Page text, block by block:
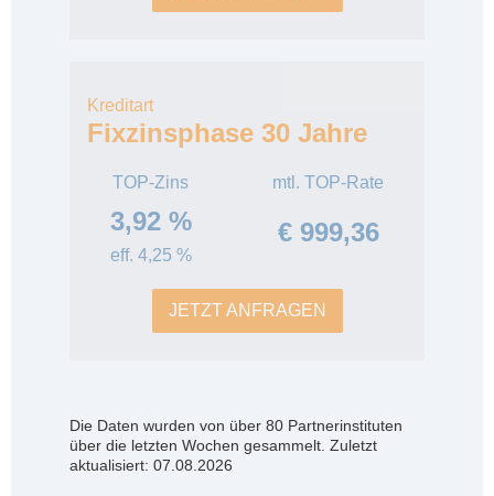
Kreditart
Fixzinsphase 30 Jahre
TOP-Zins
3,92 %
eff. 4,25 %
mtl. TOP-Rate
€ 999,36
JETZT ANFRAGEN
Die Daten wurden von über 80 Partnerinstituten
über die letzten Wochen gesammelt. Zuletzt
aktualisiert: 07.08.2026